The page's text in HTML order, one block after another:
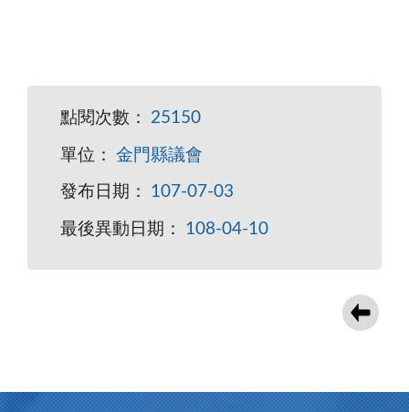
點閱次數： 25150
單位： 金門縣議會
發布日期： 107-07-03
最後異動日期： 108-04-10